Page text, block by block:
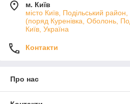
м. Київ
місто Київ, Подільський
(поряд Куренівка, Оболонь,
Київ, Україна
Контакти
Про нас